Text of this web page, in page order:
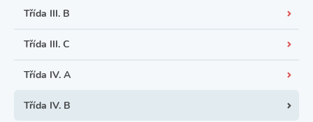
Třída III. B
Třída III. C
Třída IV. A
Třída IV. B